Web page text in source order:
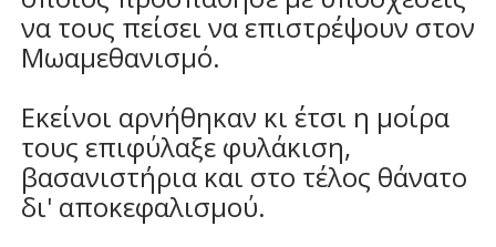
να τους πείσει να επιστρέψουν στον
Μωαμεθανισμό.
Εκείνοι αρνήθηκαν κι έτσι η μοίρα
τους επιφύλαξε φυλάκιση,
βασανιστήρια και στο τέλος θάνατο
δι' αποκεφαλισμού.